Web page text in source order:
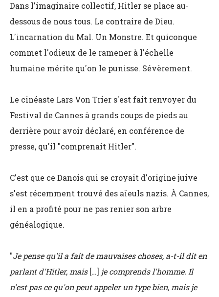
Dans l'imaginaire collectif, Hitler se place au-
dessous de nous tous. Le contraire de Dieu.
L'incarnation du Mal. Un Monstre. Et quiconque
commet l'odieux de le ramener à l'échelle
humaine mérite qu'on le punisse. Sévèrement.
Le cinéaste Lars Von Trier s'est fait renvoyer du
Festival de Cannes à grands coups de pieds au
derrière pour avoir déclaré, en conférence de
presse, qu'il "comprenait Hitler".
C'est que ce Danois qui se croyait d'origine juive
s'est récemment trouvé des aïeuls nazis. À Cannes,
il en a profité pour ne pas renier son arbre
généalogique.
"Je pense qu'il a fait de mauvaises choses, a-t-il dit en
parlant d'Hitler, mais[…] je comprends l'homme. Il
n'est pas ce qu'on peut appeler un type bien, mais je